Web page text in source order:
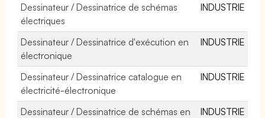
Dessinateur / Dessinatrice de schémas
électriques
INDUSTRIE
Dessinateur / Dessinatrice d'exécution en
électronique
INDUSTRIE
Dessinateur / Dessinatrice catalogue en
électricité-électronique
INDUSTRIE
Dessinateur / Dessinatrice de schémas en
INDUSTRIE